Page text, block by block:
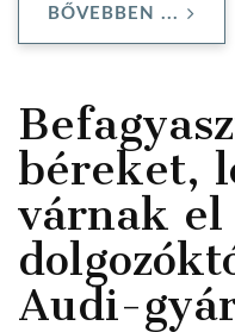
BŐVEBBEN ...
béreket,
várnak el
Audi-